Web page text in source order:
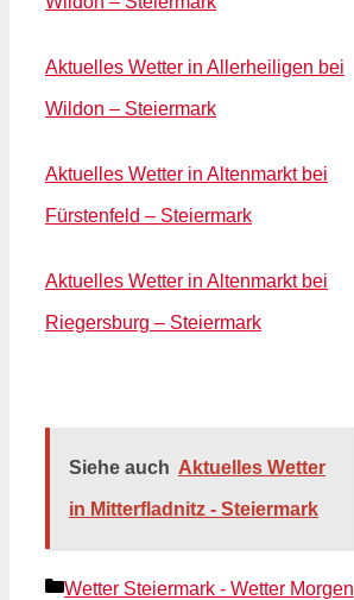
Aktuelles Wetter in Allerheiligen bei
Wildon – Steiermark
Aktuelles Wetter in Altenmarkt bei
Fürstenfeld – Steiermark
Aktuelles Wetter in Altenmarkt bei
Riegersburg – Steiermark
Siehe auch Aktuelles Wetter
in Mitterfladnitz - Steiermark
Kategorien
Wetter Steiermark - Wetter Morgen